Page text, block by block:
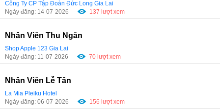
Công Ty CP Tập Đoàn Đức Long Gia Lai
Ngày đăng: 14-07-2026
137 lượt xem
Nhân Viên Thu Ngân
Shop Apple 123 Gia Lai
Ngày đăng: 11-07-2026
70 lượt xem
Nhân Viên Lễ Tân
La Mia Pleiku Hotel
Ngày đăng: 06-07-2026
156 lượt xem